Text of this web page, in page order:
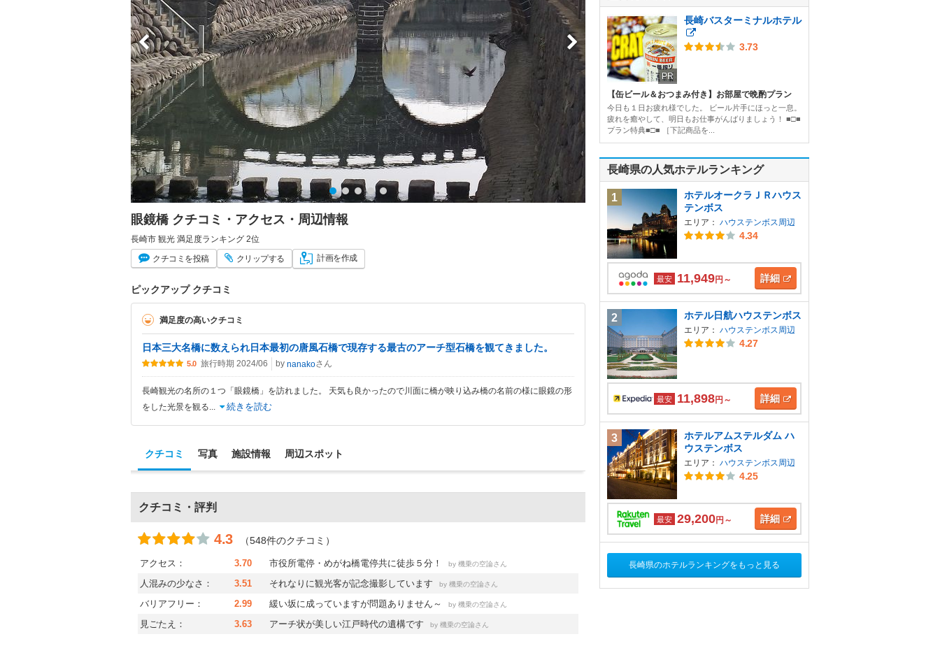
眼鏡橋 クチコミ・アクセス・周辺情報
長崎市 観光 満足度ランキング 2位
クチコミ を投稿 クリップする 計画を作成
ピックアップ クチコミ
満足度の高いクチコミ
日本三大名橋に数えられ日本最初の唐風石橋で現存する最古のアーチ型石橋を観てきました。
5.0 旅行時期 2024/06 by nanakoさん
長崎観光の名所の１つ「眼鏡橋」を訪れました。 天気も良かったので川面に橋が映り込み橋の名前の様に眼鏡の形
をした光景を観る
続きを読む
クチコミ 写真 施設情報 周辺スポット
クチコミ・評判
4.3 （548件のクチコミ）
アクセス： 3.70 市役所電停・めがね橋電停共に徒歩５分！ by 機乗の空論さん
人混みの少なさ： 3.51 それなりに観光客が記念撮影しています by 機乗の空論さん
バリアフリー： 2.99 緩い坂に成っていますが問題ありません～ by 機乗の空論さん
見ごたえ： 3.63 アーチ状が美しい江戸時代の遺構です by 機乗の空論さん
PR
長崎バスターミナルホテル
3.73
【缶ビール＆おつまみ付き】お部屋で晩酌プラン
今日も１日お疲れ様でした。 ビール片手にほっと一息。
疲れを癒やして、明日もお仕事がんばりましょう！ ■□■
プラン特典■□■ ［下記商品を...
長崎県の人気ホテルランキング
1
ホテルオークラＪＲハウス
テンボス
エリア： ハウステンボス周辺
4.34
最安 11,949円～ 詳細
2 ホテル日航ハウステンボス
エリア： ハウステンボス周辺
4.27
最安 11,898円～ 詳細
3
ホテルアムステルダム ハ
ウステンボス
エリア： ハウステンボス周辺
4.25
最安 29,200円～ 詳細
長崎県のホテルランキングをもっと見る